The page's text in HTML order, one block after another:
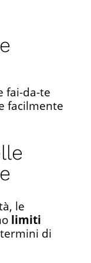
fai-da-te
facilmente
le
limiti
di